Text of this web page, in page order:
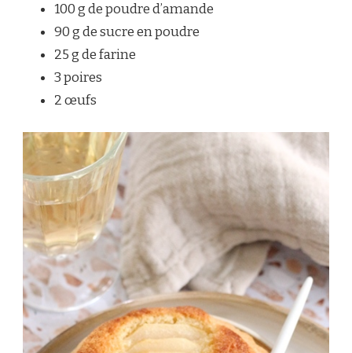
100 g de poudre d’amande
90 g de sucre en poudre
25 g de farine
3 poires
2 œufs